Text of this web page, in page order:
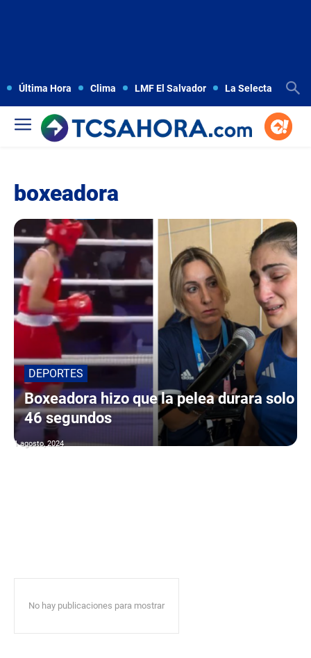
Última Hora Clima LMF El Salvador La Selecta
boxeadora
DEPORTES
Boxeadora hizo que la pelea durara solo
46 segundos
1 agosto, 2024
No hay publicaciones para mostrar